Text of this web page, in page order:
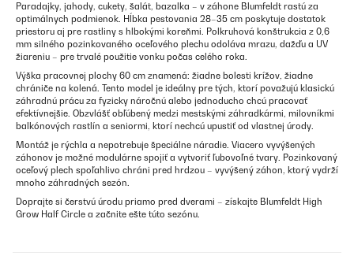
Paradajky, jahody, cukety, šalát, bazalka – v záhone Blumfeldt rastú za
optimálnych podmienok. Hĺbka pestovania 28–35 cm poskytuje dostatok
priestoru aj pre rastliny s hlbokými koreňmi. Polkruhová konštrukcia z 0,6
mm silného pozinkovaného oceľového plechu odoláva mrazu, dažďu a UV
žiareniu – pre trvalé použitie vonku počas celého roka.
Výška pracovnej plochy 60 cm znamená: žiadne bolesti krížov, žiadne
chrániče na kolená. Tento model je ideálny pre tých, ktorí považujú klasickú
záhradnú prácu za fyzicky náročnú alebo jednoducho chcú pracovať
efektívnejšie. Obzvlášť obľúbený medzi mestskými záhradkármi, milovníkmi
balkónových rastlín a seniormi, ktorí nechcú upustiť od vlastnej úrody.
Montáž je rýchla a nepotrebuje špeciálne náradie. Viacero vyvýšených
záhonov je možné modulárne spojiť a vytvoriť ľubovoľné tvary. Pozinkovaný
oceľový plech spoľahlivo chráni pred hrdzou – vyvýšený záhon, ktorý vydrží
mnoho záhradných sezón.
Doprajte si čerstvú úrodu priamo pred dverami – získajte Blumfeldt High
Grow Half Circle a začnite ešte túto sezónu.